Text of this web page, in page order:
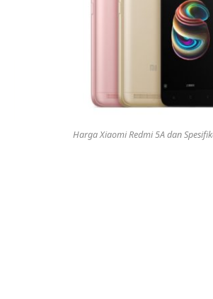
Harga Xiaomi Redmi 5A dan